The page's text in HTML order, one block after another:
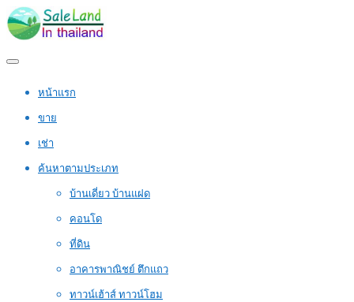
หน้าแรก
ขาย
เช่า
ค้นหาตามประเภท
บ้านเดี่ยว บ้านแฝด
คอนโด
ที่ดิน
อาคารพาณิชย์ ตึกแถว
ทาวน์เฮ้าส์ ทาวน์โฮม